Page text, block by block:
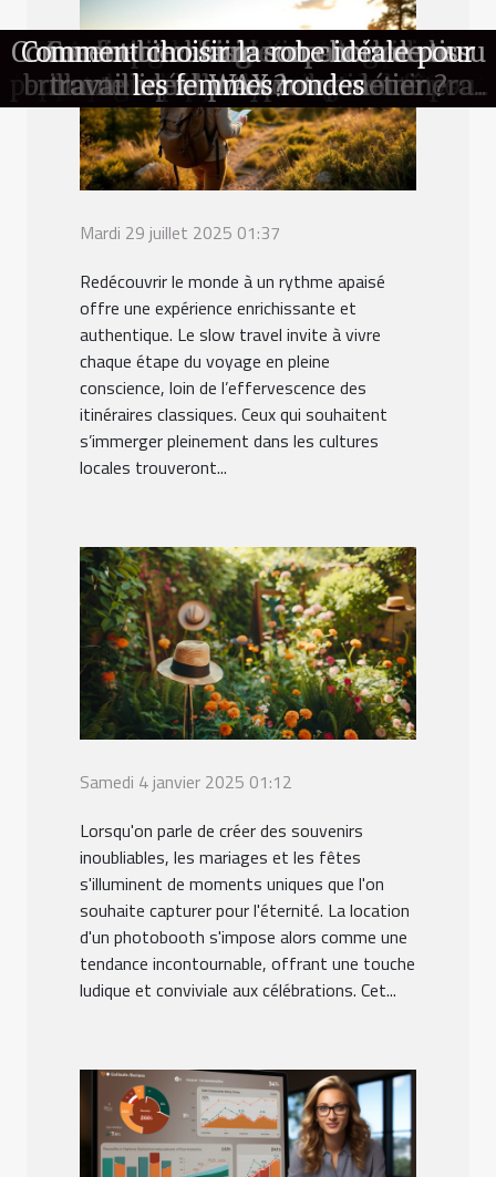
Comment le style rétro-futuriste
façonne-t-il les tendances actuelles ?
Comment choisir le cadeau parfait
pour un fan de contes de fées ?
Découvrir le slow travel : comment
voyager en pleine conscience ?
Mardi 29 juillet 2025 01:37
Redécouvrir le monde à un rythme apaisé
offre une expérience enrichissante et
authentique. Le slow travel invite à vivre
chaque étape du voyage en pleine
conscience, loin de l’effervescence des
itinéraires classiques. Ceux qui souhaitent
s’immerger pleinement dans les cultures
locales trouveront...
Avantages de la location d'un
photobooth pour mariages et fêtes
Samedi 4 janvier 2025 01:12
Lorsqu'on parle de créer des souvenirs
inoubliables, les mariages et les fêtes
s'illuminent de moments uniques que l'on
souhaite capturer pour l'éternité. La location
d'un photobooth s'impose alors comme une
tendance incontournable, offrant une touche
ludique et conviviale aux célébrations. Cet...
Comment les logiciels de gestion
peuvent simplifier la comptabilité pour
les petites entreprises
Conseils pour l'entretien des rideaux
selon leur type de tissu
Les finitions ongles matte versus
brillante : quelle tendance dominera
en 2024 ?
Comment choisir un pantalon de
travail idéal pour votre métier ?
Comment bien faire son choix de tissu
WAX ?
Comment choisir la robe idéale pour
les femmes rondes